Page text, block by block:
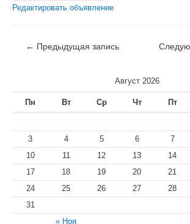
Редактировать объявление
← Предыдущая запись
Август 2026
Пн Вт Ср Чт Пт
« Ноя
3
4 5 6 7
10
11 12 13 14
17
18 19 20 21
24
25 26 27 28
31